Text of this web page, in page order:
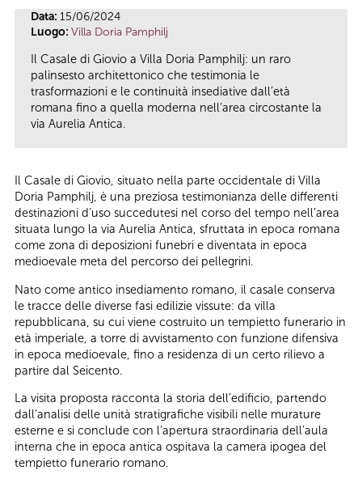
Data: 15/06/2024
Luogo: Villa Doria Pamphilj
Il Casale di Giovio a Villa Doria Pamphilj: un raro
palinsesto architettonico che testimonia le
trasformazioni e le continuità insediative dall’età
romana fino a quella moderna nell’area circostante la
via Aurelia Antica.
Il Casale di Giovio, situato nella parte occidentale di Villa
Doria Pamphilj, è una preziosa testimonianza delle differenti
destinazioni d’uso succedutesi nel corso del tempo nell’area
situata lungo la via Aurelia Antica, sfruttata in epoca romana
come zona di deposizioni funebri e diventata in epoca
medioevale meta del percorso dei pellegrini.
Nato come antico insediamento romano, il casale conserva
le tracce delle diverse fasi edilizie vissute: da villa
repubblicana, su cui viene costruito un tempietto funerario in
età imperiale, a torre di avvistamento con funzione difensiva
in epoca medioevale, fino a residenza di un certo rilievo a
partire dal Seicento.
La visita proposta racconta la storia dell’edificio, partendo
dall’analisi delle unità stratigrafiche visibili nelle murature
esterne e si conclude con l’apertura straordinaria dell’aula
interna che in epoca antica ospitava la camera ipogea del
tempietto funerario romano.